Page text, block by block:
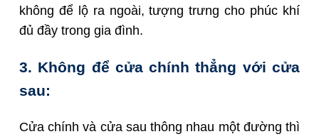
không để lộ ra ngoài, tượng trưng cho phúc khí
đủ đầy trong gia đình.
3. Không để cửa chính thẳng với cửa
sau:
Cửa chính và cửa sau thông nhau một đường thì